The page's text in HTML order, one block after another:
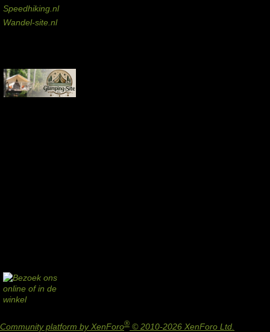
Speedhiking.nl
Wandel-site.nl
Community platform by XenForo® © 2010-2026 XenForo Ltd.